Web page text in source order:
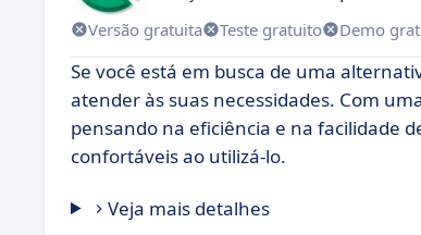
Versão gratuita Teste gratuito Demo
Se você está em busca de uma
atender às suas necessidades. Com
pensando na eficiência e na facilidade
confortáveis ao utilizá-lo.
Veja mais detalhes